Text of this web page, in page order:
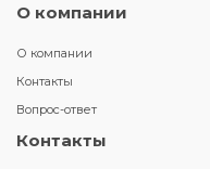
О компании
О компании
Контакты
Вопрос-ответ
Контакты